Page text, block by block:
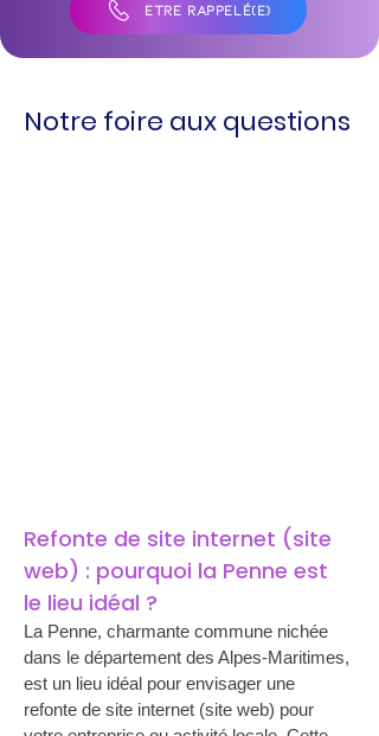
ÊTRE RAPPELÉ(E)
Notre foire aux questions
Refonte de site internet (site
web) : pourquoi la Penne est
le lieu idéal ?
La Penne, charmante commune nichée
dans le département des Alpes-Maritimes,
est un lieu idéal pour envisager une
refonte de site internet (site web) pour